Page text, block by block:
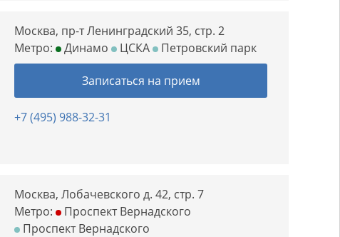
Москва, пр-т Ленинградский 35, стр. 2
Метро:
Динамо ЦСКА Петровский парк
Записаться на прием
+7 (495) 988-32-31
Москва, Лобачевского д. 42, стр. 7
Метро:
Проспект Вернадского
Проспект Вернадского